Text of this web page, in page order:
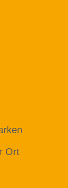
Ort